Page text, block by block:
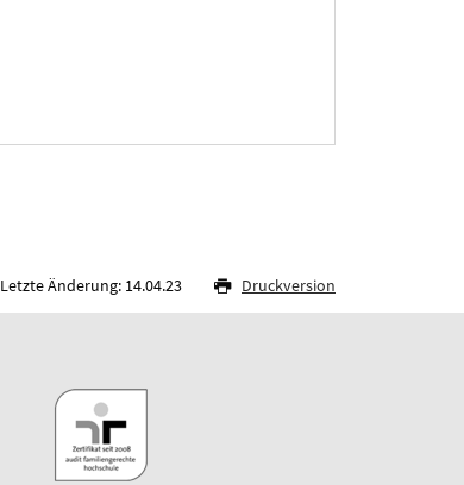
Letzte Änderung: 14.04.23 Druckversion